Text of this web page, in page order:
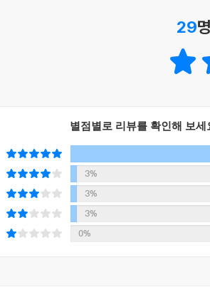
잘 안다. 몇몇 걸작의 경우는 고작 삼십
높게 쓰는 것처럼 느껴지기도 한다. 이
과 그보다 좀 더 (어디까지나 상대적으
야말로 우리가 서점을 찾고 애타게 책 사
대해 생각하게 하고 그 이유 자체가 되어준
연한(그래서 아름다운) 자연적 현상을,
29
별점별로 리뷰를 확인해 보세
3%
3%
3%
0%